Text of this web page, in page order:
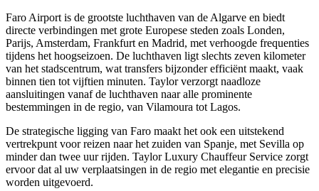
Faro Airport is de grootste luchthaven van de Algarve en biedt
directe verbindingen met grote Europese steden zoals Londen,
Parijs, Amsterdam, Frankfurt en Madrid, met verhoogde frequenties
tijdens het hoogseizoen. De luchthaven ligt slechts zeven kilometer
van het stadscentrum, wat transfers bijzonder efficiënt maakt, vaak
binnen tien tot vijftien minuten. Taylor verzorgt naadloze
aansluitingen vanaf de luchthaven naar alle prominente
bestemmingen in de regio, van Vilamoura tot Lagos.
De strategische ligging van Faro maakt het ook een uitstekend
vertrekpunt voor reizen naar het zuiden van Spanje, met Sevilla op
minder dan twee uur rijden. Taylor Luxury Chauffeur Service zorgt
ervoor dat al uw verplaatsingen in de regio met elegantie en precisie
worden uitgevoerd.